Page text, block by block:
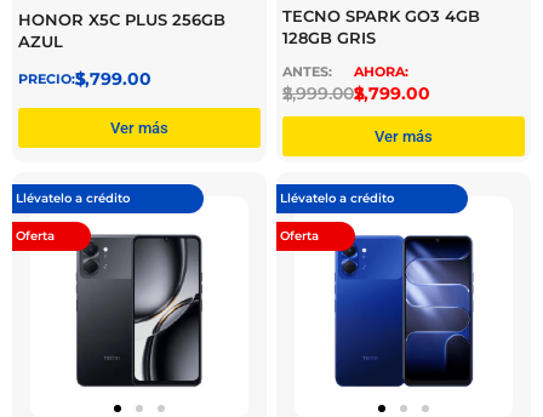
HONOR X5C PLUS 256GB
AZUL
$
3,799.00
Ver más
TECNO SPARK GO3 4GB
128GB GRIS
$
2,999.00$
2,799.00
Ver más
Llévatelo a crédito
Oferta
Llévatelo a crédito
Oferta